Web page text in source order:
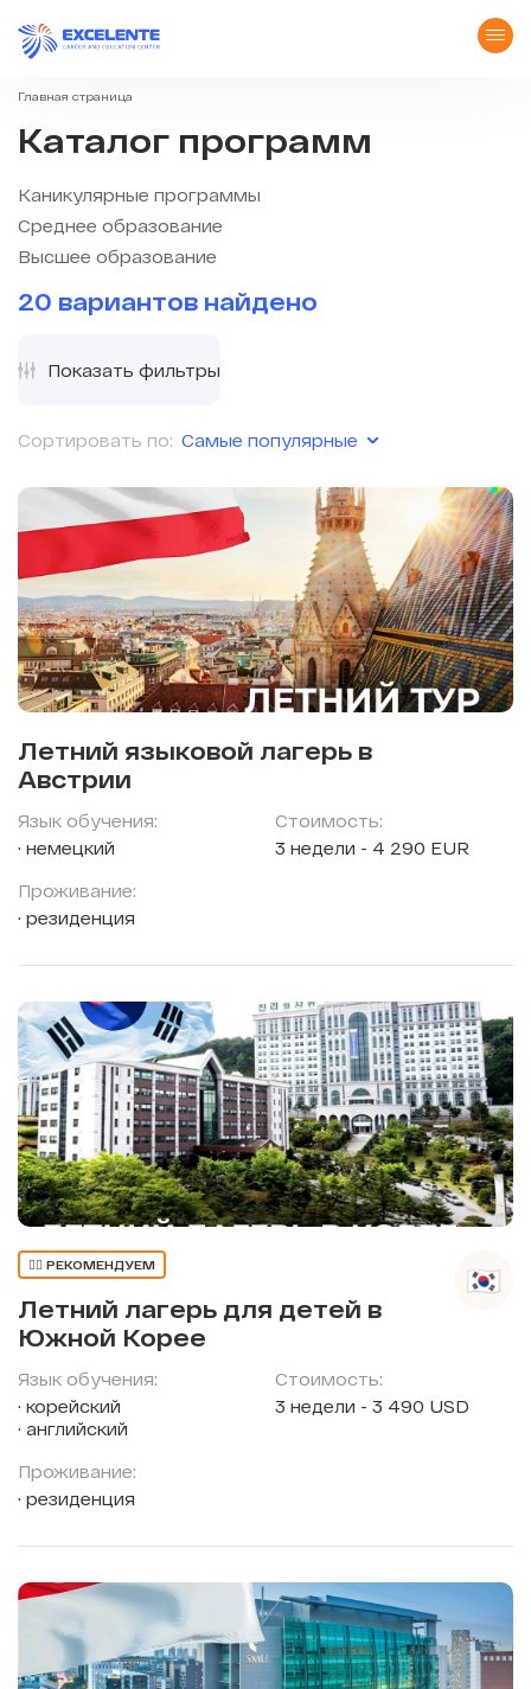
Главная страница
Каталог программ
Каникулярные программы
Среднее образование
Высшее образование
20 вариантов найдено
Сортировать по: Самые популярные
Показать фильтры
Летний языковой лагерь в
Австрии
Язык обучения:
немецкий
Проживание:
резиденция
Стоимость:
3 недели - 4 290 EUR
👍🏼 РЕКОМЕНДУЕМ
Летний лагерь для детей в
Южной Корее
Язык обучения:
корейский
английский
Проживание:
резиденция
Стоимость:
3 недели - 3 490 USD